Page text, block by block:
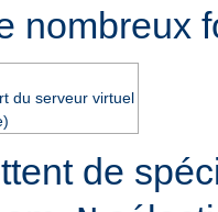
nombreux
du serveur virtuel
de